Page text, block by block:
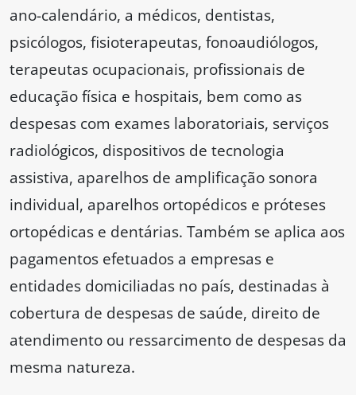
ano-calendário, a médicos, dentistas,
psicólogos, fisioterapeutas, fonoaudiólogos,
terapeutas ocupacionais, profissionais de
educação física e hospitais, bem como as
despesas com exames laboratoriais, serviços
radiológicos, dispositivos de tecnologia
assistiva, aparelhos de amplificação sonora
individual, aparelhos ortopédicos e próteses
ortopédicas e dentárias. Também se aplica aos
pagamentos efetuados a empresas e
entidades domiciliadas no país, destinadas à
cobertura de despesas de saúde, direito de
atendimento ou ressarcimento de despesas da
mesma natureza.